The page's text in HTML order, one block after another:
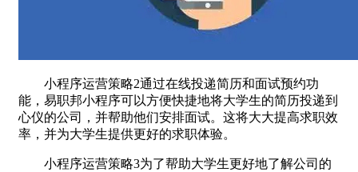
小程序运营策略2通过在线投递简历和面试预约功
能，易职邦小程序可以方便快捷地将大学生的简历投递到
心仪的公司，并帮助他们安排面试。这将大大提高求职效
率，并为大学生提供更好的求职体验。
小程序运营策略3为了帮助大学生更好地了解公司的